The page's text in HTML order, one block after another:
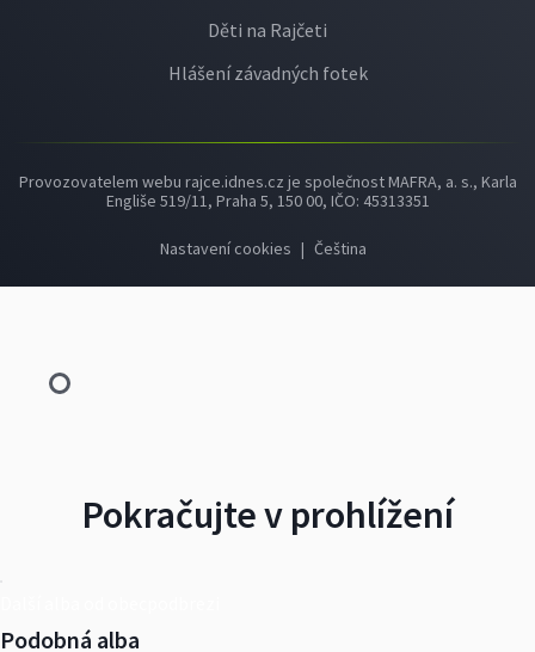
Děti na Rajčeti
Hlášení závadných fotek
Provozovatelem webu rajce.idnes.cz je společnost MAFRA, a. s., Karla
Engliše 519/11, Praha 5, 150 00, IČO: 45313351
Nastavení cookies | Čeština
Pokračujte v prohlížení
Podobná alba